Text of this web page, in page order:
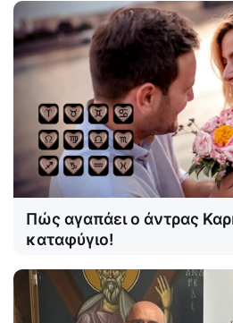
Πώς αγαπάει ο άντρας
καταφύγιο!